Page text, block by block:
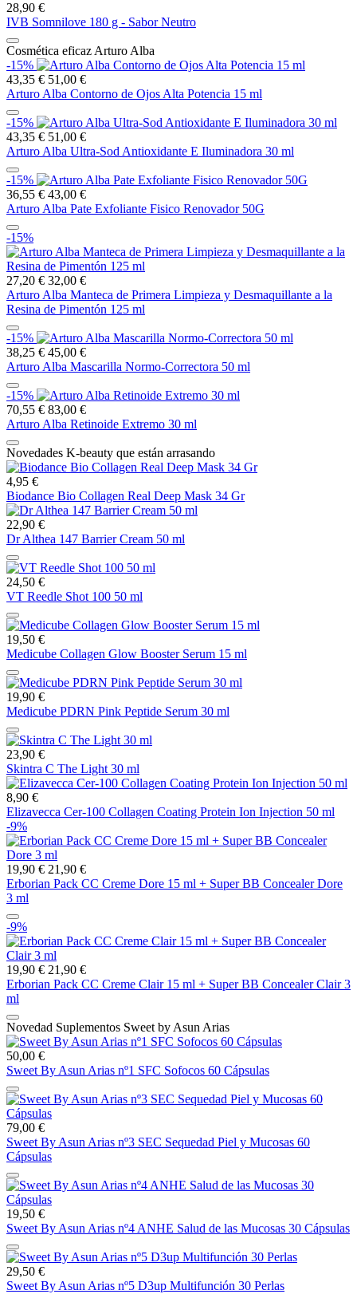
28,90 €
IVB Somnilove 180 g - Sabor Neutro
Cosmética eficaz Arturo Alba
-15%
43,35 € 51,00 €
Arturo Alba Contorno de Ojos Alta Potencia 15 ml
-15%
43,35 € 51,00 €
Arturo Alba Ultra-Sod Antioxidante E Iluminadora 30 ml
-15%
36,55 € 43,00 €
Arturo Alba Pate Exfoliante Fisico Renovador 50G
-15%
27,20 € 32,00 €
Arturo Alba Manteca de Primera Limpieza y Desmaquillante a la
Resina de Pimentón 125 ml
-15%
38,25 € 45,00 €
Arturo Alba Mascarilla Normo-Correctora 50 ml
-15%
70,55 € 83,00 €
Arturo Alba Retinoide Extremo 30 ml
Novedades K-beauty que están arrasando
4,95 €
Biodance Bio Collagen Real Deep Mask 34 Gr
22,90 €
Dr Althea 147 Barrier Cream 50 ml
24,50 €
VT Reedle Shot 100 50 ml
19,50 €
Medicube Collagen Glow Booster Serum 15 ml
19,90 €
Medicube PDRN Pink Peptide Serum 30 ml
23,90 €
Skintra C The Light 30 ml
8,90 €
Elizavecca Cer-100 Collagen Coating Protein Ion Injection 50 ml
-9%
19,90 € 21,90 €
Erborian Pack CC Creme Dore 15 ml + Super BB Concealer Dore
3 ml
-9%
19,90 € 21,90 €
Erborian Pack CC Creme Clair 15 ml + Super BB Concealer Clair 3
ml
Novedad Suplementos Sweet by Asun Arias
50,00 €
Sweet By Asun Arias nº1 SFC Sofocos 60 Cápsulas
79,00 €
Sweet By Asun Arias nº3 SEC Sequedad Piel y Mucosas 60
Cápsulas
19,50 €
Sweet By Asun Arias nº4 ANHE Salud de las Mucosas 30 Cápsulas
29,50 €
Sweet By Asun Arias nº5 D3up Multifunción 30 Perlas